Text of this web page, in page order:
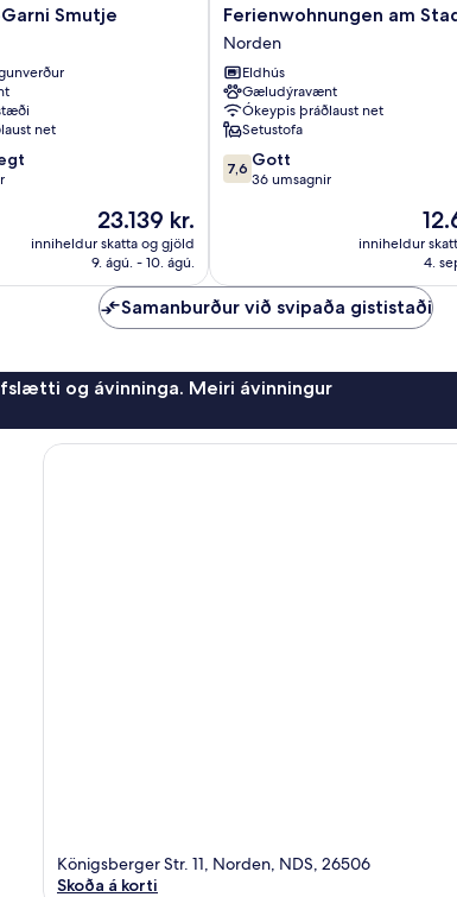
Smutje
net
Verðið
er
23.139 kr.
23.139 kr.
inniheldur skatta og gjöld
9. ágú. - 10. ágú.
Ferienwohnungen
am
Stadtpark
Norden
Ferienwohnungen am
Norden
Eldhús
Gæludýravænt
Ókeypis þráðlaust net
Setustofa
7.6
af
7,6 Gott
36 umsagnir
er
inniheldur
4.
Samanburður við svipaða gististaði
og ávinninga. Meiri ávinningur
Königsberger Str. 11, Norden, NDS, 26506
Skoða á korti